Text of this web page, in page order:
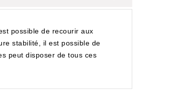
possible de recourir aux
stabilité, il est possible de
peut disposer de tous ces